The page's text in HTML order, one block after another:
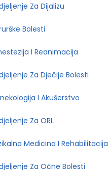
Za Dijalizu
Bolesti
I Reanimacija
Za Dječije Bolesti
I Akušerstvo
Za ORL
Medicina I Rehabilitacija
Za Očne Bolesti